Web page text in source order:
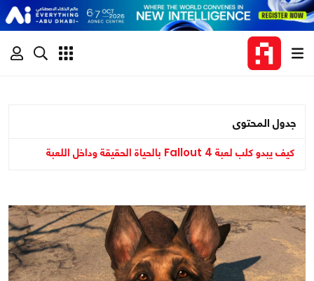
جدول المحتوى
كيف يبدو كلب لعبة Fallout 4 بالحياة الحقيقة وداخل اللعبة